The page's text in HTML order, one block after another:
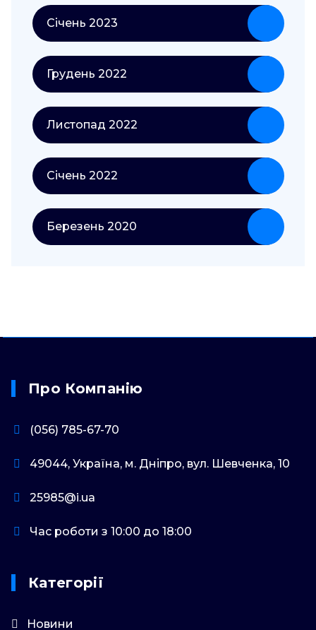
Січень 2023
Грудень 2022
Листопад 2022
Січень 2022
Березень 2020
Про Компанію
(056) 785-67-70
49044, Україна, м. Дніпро, вул. Шевченка, 10
25985@i.ua
Час роботи з 10:00 до 18:00
Категорії
Новини